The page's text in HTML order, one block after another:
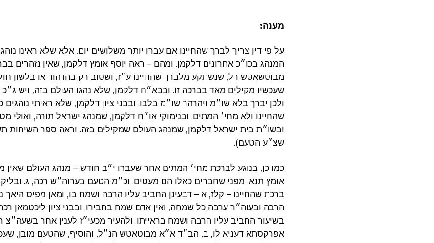
מענה:
על פי דין צריך לברך שהחיינו אם עברו יותר משלושים יום. אלא שלא ראינו
המנהג בכו״כ אחרונים דלקמן. ומהם – ראה יוסף אומץ דלקמן, שאין נזהרים
מבוטשאטש רל, שנשתקע מלברך שהחיינו ע״ז, ושטוב רק בהרהור או בלשון
שעכשיו מקילים מאד בברכה זו. ובבא״ח דלקמן, שלא נהגו העולם בזה, ויש
ולכן יברך בלא שו״מ ויהרהר שו״מ בלבו. ובבני ציון דלקמן, שלא ראיתי
שהחיינו ולא מחי׳ המתים. ובנימוקי או״ח דלקמן, שמנהג ישראל תורה, ואולי
שצ״ע הטעם).
כמו כן, בנוגע לברכת מחי׳ המתים אחר שעברו י״ב חודש – מנהג העולם שאין
אומץ תנא, מפני שחברים כאלו הם מעטים. וכ״מ הטעם בערוה״ש רכה, ג.
ברכת שהחיינו – קלז, א – דבעינן החביב עליו הרבה ושמח בו, ומאן מפיס היאך
הרבה ובעוה״ר ערבה כל שמחה, ואין אדם שמח בחבירו. ובבני ציון ליכטמאן
בשיעור החביב עליו הרבה ושמח בראייתו. ולהעיר מכעי״ז לענין אחר בשעה״צ
אפרקסתא דעניא לו, ב, הב״ד א״א מבוטאטש הנ״ל, והוסיף, שהטעם מובן,